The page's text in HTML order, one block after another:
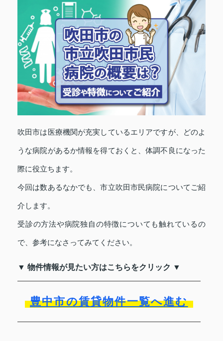
吹田市は医療機関が充実しているエリアですが、どのよ
うな病院があるか情報を得ておくと、体調不良になった
際に役立ちます。
今回は数あるなかでも、市立吹田市民病院についてご紹
介します。
受診の方法や病院独自の特徴についても触れているの
で、参考になさってみてください。
▼ 物件情報が見たい方はこちらをクリック ▼
豊中市の賃貸物件一覧へ進む